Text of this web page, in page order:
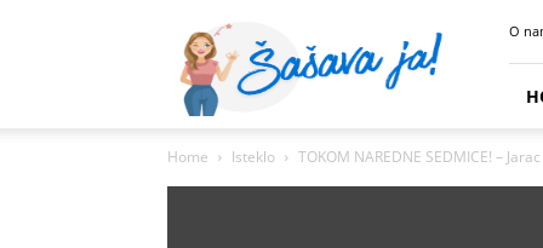
Ja
O
Home Isteklo TOKOM NAREDNE SEDMICE! –